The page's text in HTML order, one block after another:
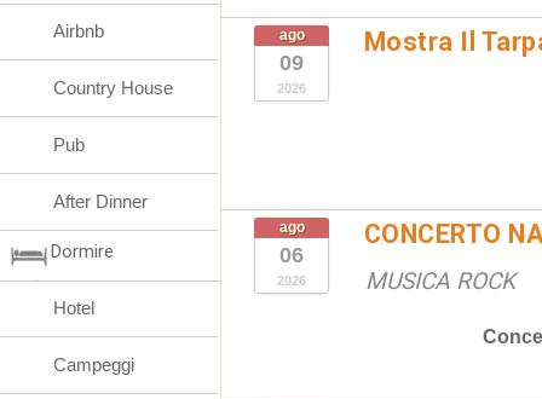
ago
09
2026
Mostra Il
ago
06
2026
CONCERTO
MUSICA ROCK
Airbnb
Country House
Pub
After Dinner
Dormire
Hotel
Campeggi